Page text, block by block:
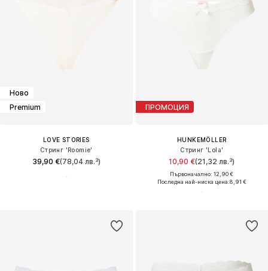
Ново
Premium
LOVE STORIES
Стринг 'Roomie'
39,90 €(78,04 лв.³)
ПРОМОЦИЯ
HUNKEMÖLLER
Стринг 'Lola'
10,90 €(21,32 лв.³)
Първоначално: 12,90 €
Последна най-ниска цена:8,91 €